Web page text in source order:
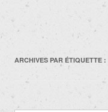
ARCHIVES PAR ÉTIQUETTE :